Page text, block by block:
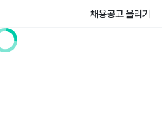
채용공고 올리기